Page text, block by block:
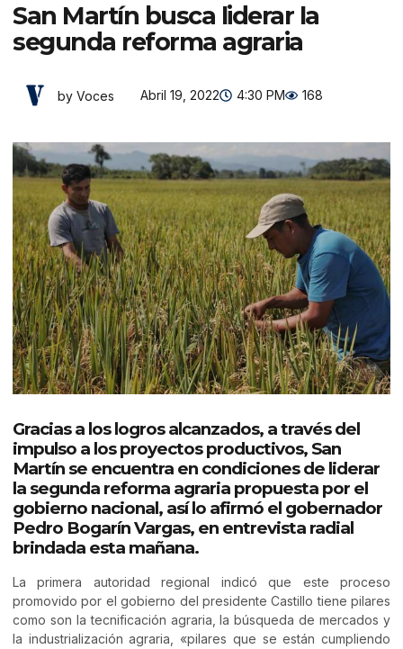
San Martín busca liderar la
segunda reforma agraria
by Voces Abril 19, 2022 4:30 PM 168
Gracias a los logros alcanzados, a través del
impulso a los proyectos productivos, San
Martín se encuentra en condiciones de liderar
la segunda reforma agraria propuesta por el
gobierno nacional, así lo afirmó el gobernador
Pedro Bogarín Vargas, en entrevista radial
brindada esta mañana.
La primera autoridad regional indicó que este proceso
promovido por el gobierno del presidente Castillo tiene pilares
como son la tecnificación agraria, la búsqueda de mercados y
la industrialización agraria, «pilares que se están cumpliendo